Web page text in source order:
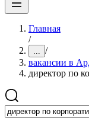
Главная
/
... /
вакансии в
директор по